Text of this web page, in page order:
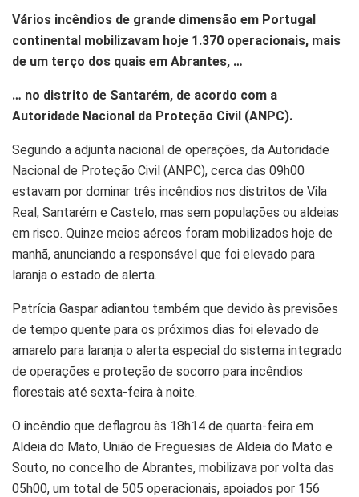
Vários incêndios de grande dimensão em Portugal
continental mobilizavam hoje 1.370 operacionais, mais
de um terço dos quais em Abrantes, …
… no distrito de Santarém, de acordo com a
Autoridade Nacional da Proteção Civil (ANPC).
Segundo a adjunta nacional de operações, da Autoridade
Nacional de Proteção Civil (ANPC), cerca das 09h00
estavam por dominar três incêndios nos distritos de Vila
Real, Santarém e Castelo, mas sem populações ou aldeias
em risco. Quinze meios aéreos foram mobilizados hoje de
manhã, anunciando a responsável que foi elevado para
laranja o estado de alerta.
Patrícia Gaspar adiantou também que devido às previsões
de tempo quente para os próximos dias foi elevado de
amarelo para laranja o alerta especial do sistema integrado
de operações e proteção de socorro para incêndios
florestais até sexta-feira à noite.
O incêndio que deflagrou às 18h14 de quarta-feira em
Aldeia do Mato, União de Freguesias de Aldeia do Mato e
Souto, no concelho de Abrantes, mobilizava por volta das
05h00, um total de 505 operacionais, apoiados por 156